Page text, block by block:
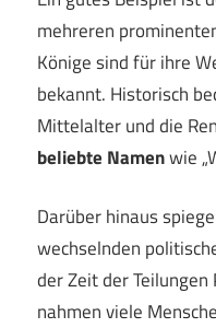
mehreren
Könige sind für ihre
bekannt. Historisch
Mittelalter und die
beliebte Namenwie
Darüber hinaus
wechselnden
der Zeit der
nahmen viele